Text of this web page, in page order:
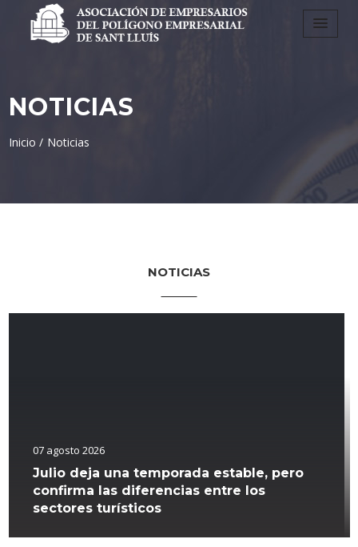
NOTICIAS
Inicio / Noticias
NOTICIAS
07 agosto 2026
Julio deja una temporada estable, pero
confirma las diferencias entre los
sectores turísticos